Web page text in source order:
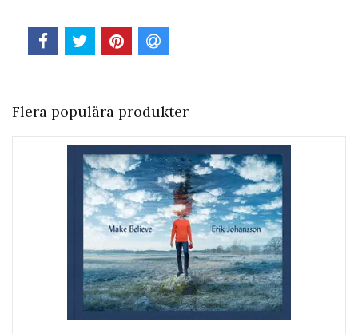
Flera populära produkter